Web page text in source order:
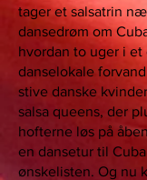
tager et salsatrin
dansedrøm om
hvordan to uger i et
danselokale
stive danske
salsa queens, der
hofterne løs på
en dansetur til
ønskelisten. Og nu